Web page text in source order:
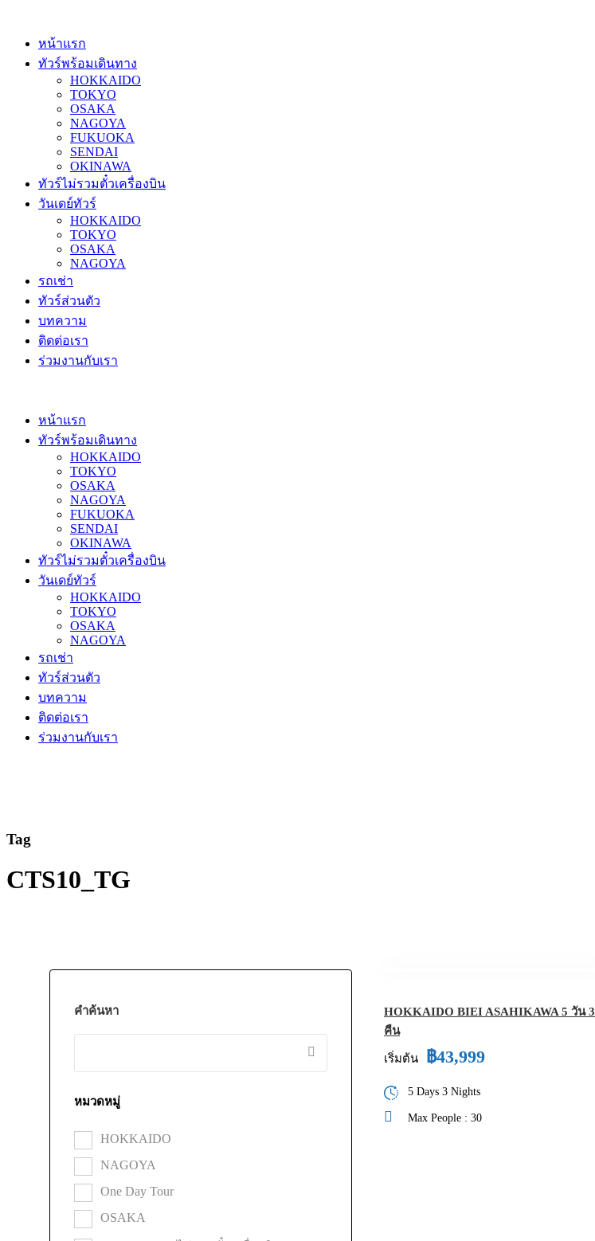
หน้าแรก
ทัวร์พร้อมเดินทาง
HOKKAIDO
TOKYO
OSAKA
NAGOYA
FUKUOKA
SENDAI
OKINAWA
ทัวร์ไม่รวมตั๋วเครื่องบิน
วันเดย์ทัวร์
HOKKAIDO
TOKYO
OSAKA
NAGOYA
รถเช่า
ทัวร์ส่วนตัว
บทความ
ติดต่อเรา
ร่วมงานกับเรา
หน้าแรก
ทัวร์พร้อมเดินทาง
HOKKAIDO
TOKYO
OSAKA
NAGOYA
FUKUOKA
SENDAI
OKINAWA
ทัวร์ไม่รวมตั๋วเครื่องบิน
วันเดย์ทัวร์
HOKKAIDO
TOKYO
OSAKA
NAGOYA
รถเช่า
ทัวร์ส่วนตัว
บทความ
ติดต่อเรา
ร่วมงานกับเรา
Tag
CTS10_TG
HOKKAIDO BIEI ASAHIKAWA 5 วัน 3
คืน
เริ่มต้น ฿43,999
5 Days 3 Nights
Max People : 30
คำค้นหา
หมวดหมู่
HOKKAIDO
NAGOYA
One Day Tour
OSAKA